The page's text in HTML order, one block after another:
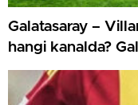
Galatasaray –
hangi kanalda?
maçı canlı izle